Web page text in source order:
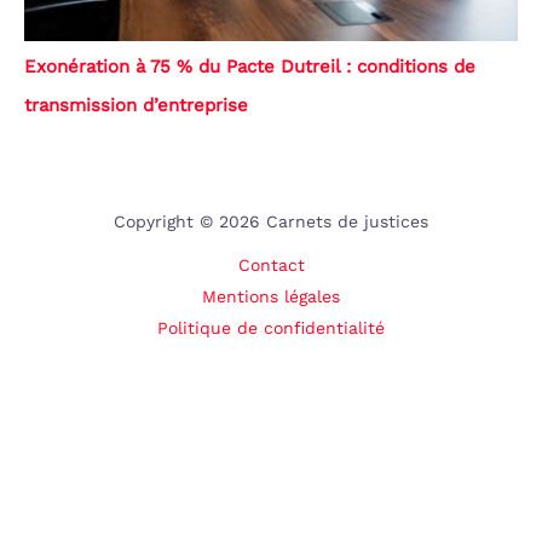
Exonération à 75 % du Pacte Dutreil : conditions de
transmission d’entreprise
Copyright © 2026 Carnets de justices
Contact
Mentions légales
Politique de confidentialité